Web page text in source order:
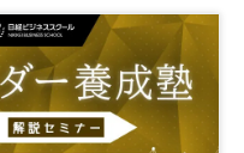
ム 参加無料